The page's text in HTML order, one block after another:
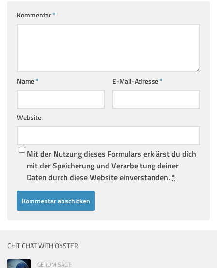
Kommentar*
Name* E-Mail-Adresse*
Website
Mit der Nutzung dieses Formulars erklärst du dich
mit der Speicherung und Verarbeitung deiner
Daten durch diese Website einverstanden. *
CHIT CHAT WITH OYSTER
GERDM SAGT: